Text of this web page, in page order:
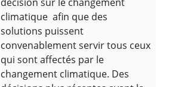
décision sur le changement
climatique afin que des
solutions puissent
convenablement servir tous ceux
qui sont affectés par le
changement climatique. Des